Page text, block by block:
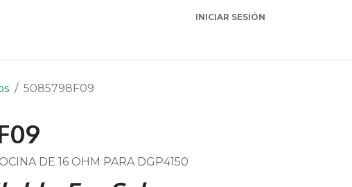
INICIAR SESIÓN
5085798F09
DE 16 OHM PARA DGP4150